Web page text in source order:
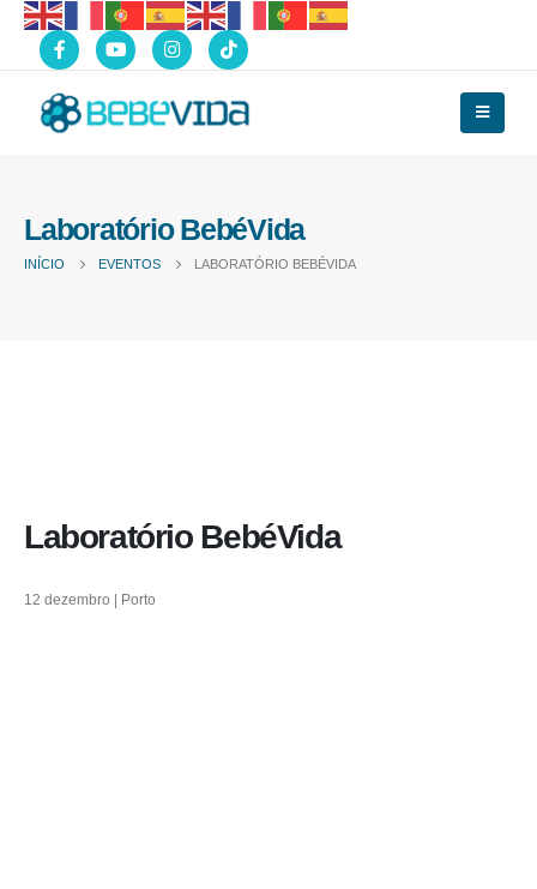
Laboratório BebéVida
INÍCIO EVENTOS LABORATÓRIO BEBÉVIDA
Laboratório BebéVida
12 dezembro | Porto